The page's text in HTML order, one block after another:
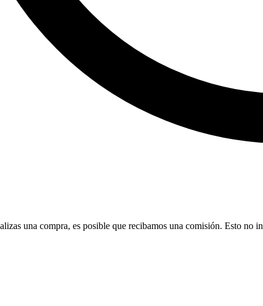
una compra, es posible que recibamos una comisión. Esto no